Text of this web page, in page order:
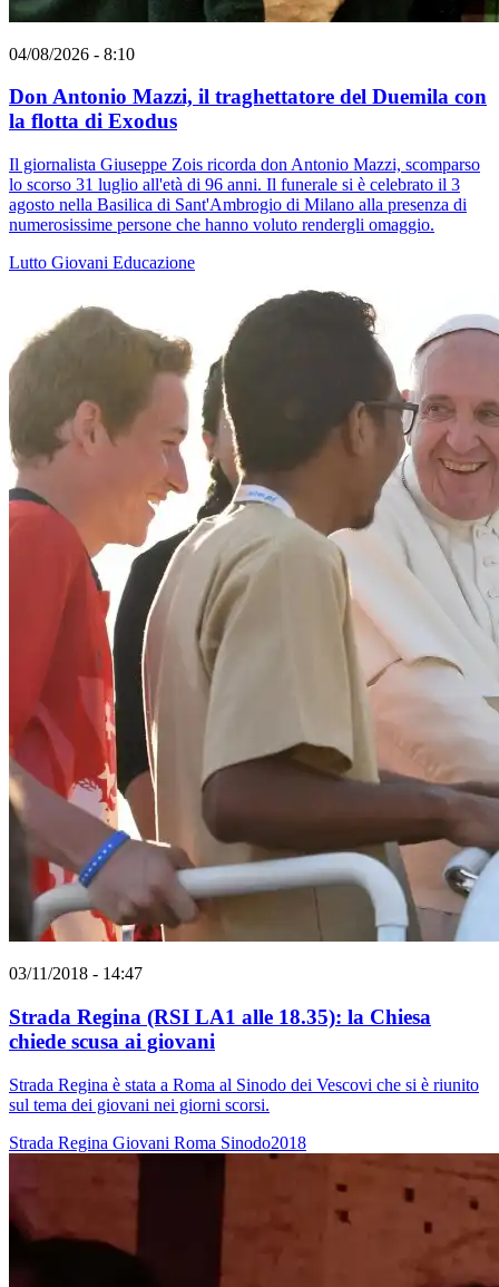
04/08/2026 - 8:10
Don Antonio Mazzi, il traghettatore del Duemila con
la flotta di Exodus
Il giornalista Giuseppe Zois ricorda don Antonio Mazzi, scomparso
lo scorso 31 luglio all'età di 96 anni. Il funerale si è celebrato il 3
agosto nella Basilica di Sant'Ambrogio di Milano alla presenza di
numerosissime persone che hanno voluto rendergli omaggio.
Lutto Giovani Educazione
03/11/2018 - 14:47
Strada Regina (RSI LA1 alle 18.35): la Chiesa
chiede scusa ai giovani
Strada Regina è stata a Roma al Sinodo dei Vescovi che si è riunito
sul tema dei giovani nei giorni scorsi.
Strada Regina Giovani Roma Sinodo2018